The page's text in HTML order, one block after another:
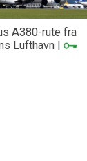
A380-rute fra
Lufthavn |